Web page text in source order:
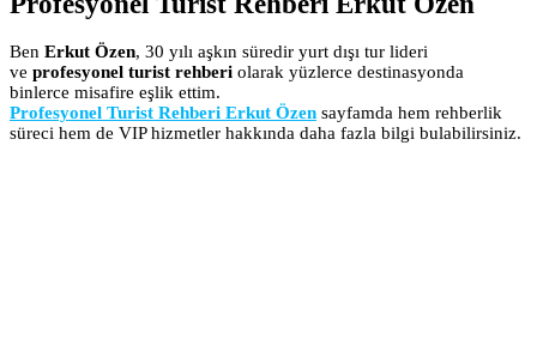
Ben Erkut Özen, 30 yılı aşkın süredir yurt dışı tur lideri
ve profesyonel turist rehberi olarak yüzlerce destinasyonda
binlerce misafire eşlik ettim.
Profesyonel Turist Rehberi Erkut Özen sayfamda hem rehberlik
süreci hem de VIP hizmetler hakkında daha fazla bilgi bulabilirsiniz.